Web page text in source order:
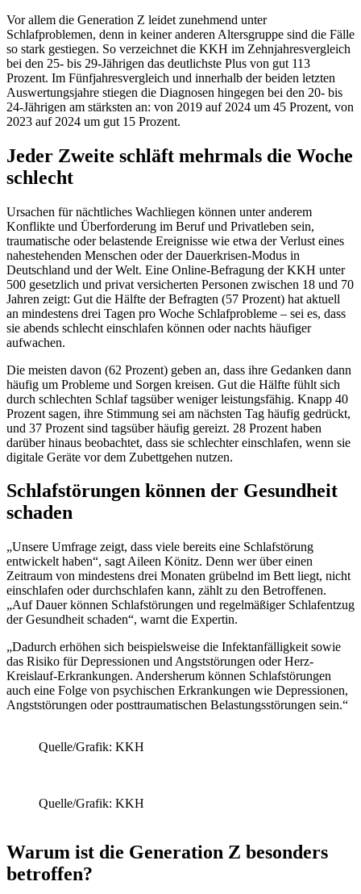
Vor allem die Generation Z leidet zunehmend unter
Schlafproblemen, denn in keiner anderen Altersgruppe sind die Fälle
so stark gestiegen. So verzeichnet die KKH im Zehnjahresvergleich
bei den 25- bis 29-Jährigen das deutlichste Plus von gut 113
Prozent. Im Fünfjahresvergleich und innerhalb der beiden letzten
Auswertungsjahre stiegen die Diagnosen hingegen bei den 20- bis
24-Jährigen am stärksten an: von 2019 auf 2024 um 45 Prozent, von
2023 auf 2024 um gut 15 Prozent.
Jeder Zweite schläft mehrmals die Woche
schlecht
Ursachen für nächtliches Wachliegen können unter anderem
Konflikte und Überforderung im Beruf und Privatleben sein,
traumatische oder belastende Ereignisse wie etwa der Verlust eines
nahestehenden Menschen oder der Dauerkrisen-Modus in
Deutschland und der Welt. Eine Online-Befragung der KKH unter
500 gesetzlich und privat versicherten Personen zwischen 18 und 70
Jahren zeigt: Gut die Hälfte der Befragten (57 Prozent) hat aktuell
an mindestens drei Tagen pro Woche Schlafprobleme – sei es, dass
sie abends schlecht einschlafen können oder nachts häufiger
aufwachen.
Die meisten davon (62 Prozent) geben an, dass ihre Gedanken dann
häufig um Probleme und Sorgen kreisen. Gut die Hälfte fühlt sich
durch schlechten Schlaf tagsüber weniger leistungsfähig. Knapp 40
Prozent sagen, ihre Stimmung sei am nächsten Tag häufig gedrückt,
und 37 Prozent sind tagsüber häufig gereizt. 28 Prozent haben
darüber hinaus beobachtet, dass sie schlechter einschlafen, wenn sie
digitale Geräte vor dem Zubettgehen nutzen.
Schlafstörungen können der Gesundheit
schaden
„Unsere Umfrage zeigt, dass viele bereits eine Schlafstörung
entwickelt haben“, sagt Aileen Könitz. Denn wer über einen
Zeitraum von mindestens drei Monaten grübelnd im Bett liegt, nicht
einschlafen oder durchschlafen kann, zählt zu den Betroffenen.
„Auf Dauer können Schlafstörungen und regelmäßiger Schlafentzug
der Gesundheit schaden“, warnt die Expertin.
„Dadurch erhöhen sich beispielsweise die Infektanfälligkeit sowie
das Risiko für Depressionen und Angststörungen oder Herz-
Kreislauf-Erkrankungen. Andersherum können Schlafstörungen
auch eine Folge von psychischen Erkrankungen wie Depressionen,
Angststörungen oder posttraumatischen Belastungsstörungen sein.“
Quelle/Grafik: KKH
Quelle/Grafik: KKH
Warum ist die Generation Z besonders
betroffen?